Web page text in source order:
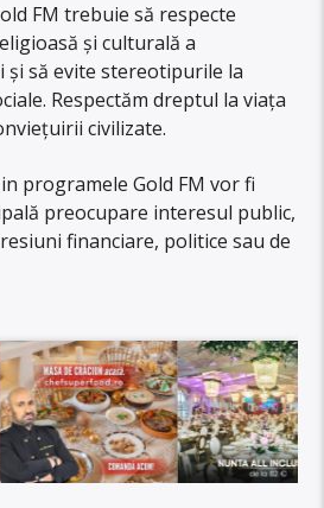
FM trebuie să respecte
și culturală a
și să evite stereotipurile la
Respectăm dreptul la viața
civilizate.
programele Gold FM vor fi
preocupare interesul public,
financiare, politice sau de